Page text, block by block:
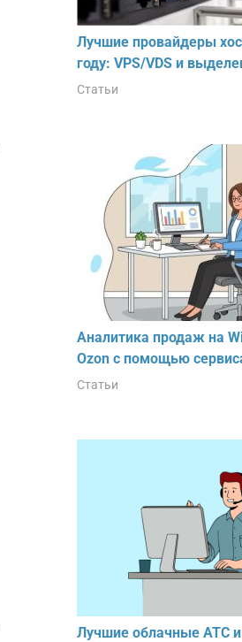
Лучшие провайдеры
году: VPS/VDS и
Статьи
Аналитика продаж на
Ozon с помощью
Статьи
Лучшие облачные АТС